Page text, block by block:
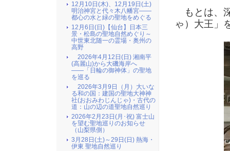
もとは、
ゃ）大王」
12月10日(木)、12月19日(土)
明治神宮と代々木八幡宮――
都心の水と緑の聖地をめぐる
12月6日(日)【仙台】日本三
景・松島の聖地自然めぐり～
中世東北随一の霊場・奥州の
高野
2026年4月12日(日) 湘南平
(高麗山)から大磯海岸へ
――「日輪の御神体」の聖地
を巡る
2026年3月9日（月）大いな
る和の国：建国の聖地大神神
社(おおみわじんじゃ)・古代の
道：山の辺の道聖地自然巡り
2026年2月23日(月･祝) 富士山
を望む聖地巡りのお知らせ
（山梨県側）
3月28日(土)～29日(日) 熱海・
伊東 聖地自然巡り